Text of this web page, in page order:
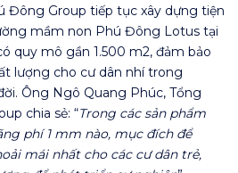
Đông Group tiếp tục xây dựng tiện
mầm non Phú Đông Lotus tại
quy mô gần 1.500 m2, đảm bảo
lượng cho cư dân nhí trong
Ông Ngô Quang Phúc, Tổng
chia sẻ: “Trong các sản phẩm
phí 1 mm nào, mục đích để
mái nhất cho các cư dân trẻ,